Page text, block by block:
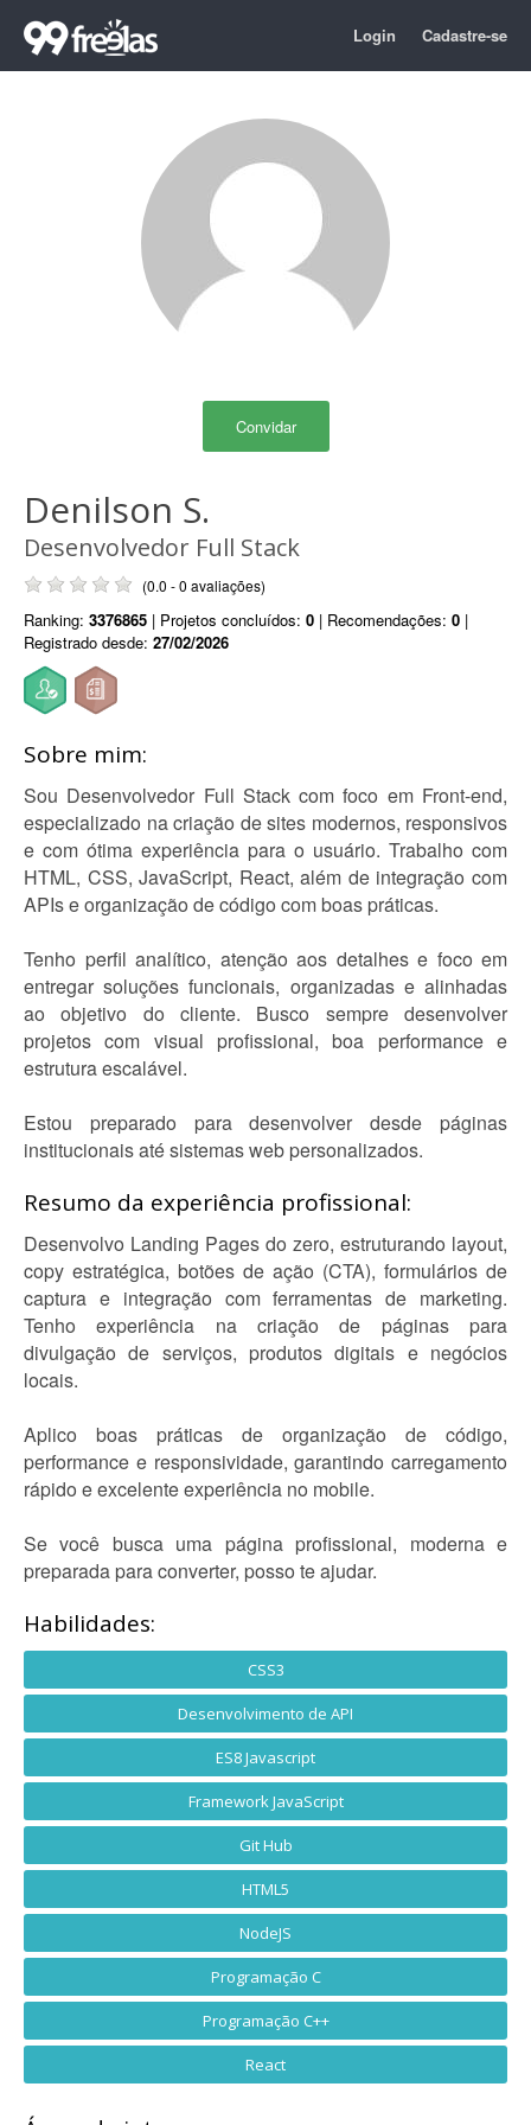
Login Cadastre-se
Convidar
Denilson S.
Desenvolvedor Full Stack
(0.0 - 0 avaliações)
Ranking: 3376865 | Projetos concluídos: 0 | Recomendações: 0 |
Registrado desde: 27/02/2026
Sobre mim:
Sou Desenvolvedor Full Stack com foco em Front-end,
especializado na criação de sites modernos, responsivos
e com ótima experiência para o usuário. Trabalho com
HTML, CSS, JavaScript, React, além de integração com
APIs e organização de código com boas práticas.
Tenho perfil analítico, atenção aos detalhes e foco em
entregar soluções funcionais, organizadas e alinhadas
ao objetivo do cliente. Busco sempre desenvolver
projetos com visual profissional, boa performance e
estrutura escalável.
Estou preparado para desenvolver desde páginas
institucionais até sistemas web personalizados.
Resumo da experiência profissional:
Desenvolvo Landing Pages do zero, estruturando layout,
copy estratégica, botões de ação (CTA), formulários de
captura e integração com ferramentas de marketing.
Tenho experiência na criação de páginas para
divulgação de serviços, produtos digitais e negócios
locais.
Aplico boas práticas de organização de código,
performance e responsividade, garantindo carregamento
rápido e excelente experiência no mobile.
Se você busca uma página profissional, moderna e
preparada para converter, posso te ajudar.
Habilidades:
CSS3
Desenvolvimento de API
ES8 Javascript
Framework JavaScript
Git Hub
HTML5
NodeJS
Programação C
Programação C++
React